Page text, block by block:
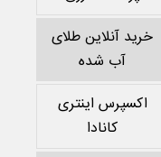
خرید آنلاین طلای
آب شده
اکسپرس اینتری
کانادا